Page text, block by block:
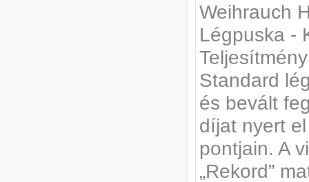
Weihrauch
Légpuska -
Standard
és bevált
díjat nyert
pontjain. A
„Rekord”